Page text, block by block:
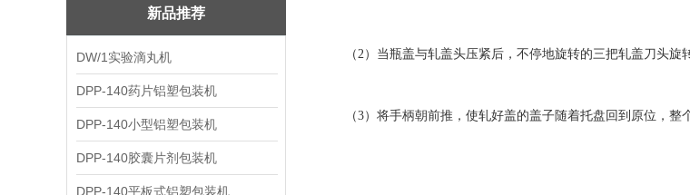
新品推荐
DW/1实验滴丸机
DPP-140药片铝塑包装机
DPP-140小型铝塑包装机
DPP-140胶囊片剂包装机
DPP-140平板式铝塑包装机
（2）当瓶盖与轧盖头压紧后，不停地旋转的三把轧盖刀头旋
（3）将手柄朝前推，使轧好盖的盖子随着托盘回到原位，整